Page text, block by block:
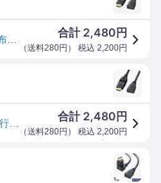
合計 2,480 円
（送料280円 ） 税込 2,200円
合計 2,480 円
（送料280円 ） 税込 2,200円